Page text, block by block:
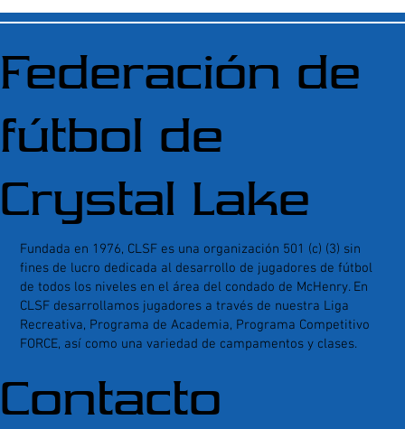
Federación de
fútbol de
Crystal Lake
Fundada en 1976, CLSF es una organización 501 (c) (3) sin
fines de lucro dedicada al desarrollo de jugadores de fútbol
de todos los niveles en el área del condado de McHenry. En
CLSF desarrollamos jugadores a través de nuestra Liga
Recreativa, Programa de Academia, Programa Competitivo
FORCE, así como una variedad de campamentos y clases.
Contacto